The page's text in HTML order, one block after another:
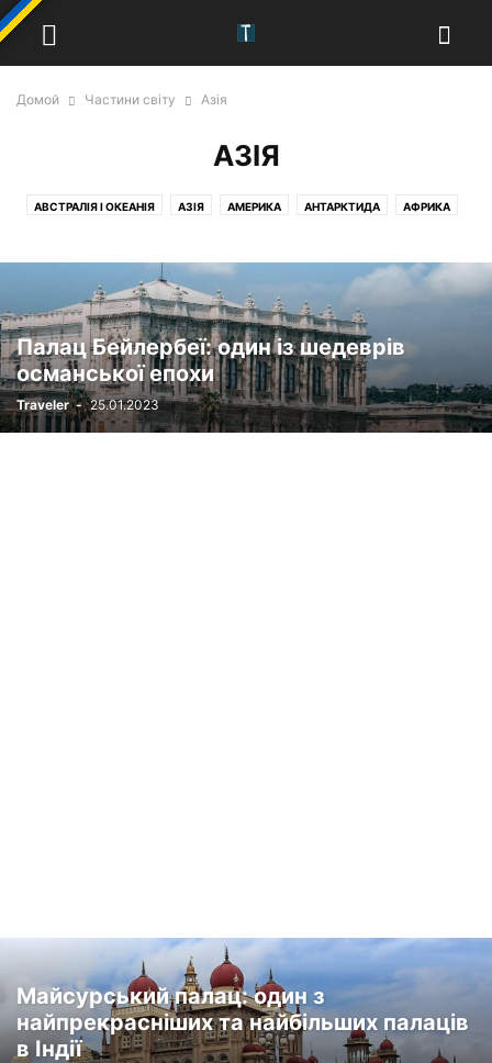
Домой Частини світу Азія
АЗІЯ
АВСТРАЛІЯ І ОКЕАНІЯ АЗІЯ АМЕРИКА АНТАРКТИДА АФРИКА
Палац Бейлербеї: один із шедеврів
османської епохи
Traveler - 25.01.2023
Майсурський палац: один з
найпрекрасніших та найбільших палаців
в Індії